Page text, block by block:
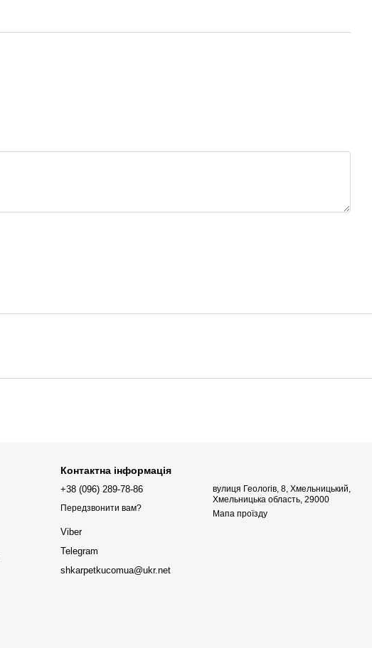
Контактна інформація
+38 (096) 289-78-86
Передзвонити вам?
Viber
Telegram
shkarpetkucomua@ukr.net
вулиця Геологів, 8, Хмельницький,
Хмельницька область, 29000
Мапа проїзду